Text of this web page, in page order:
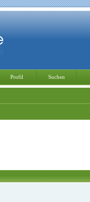
Profil Suchen